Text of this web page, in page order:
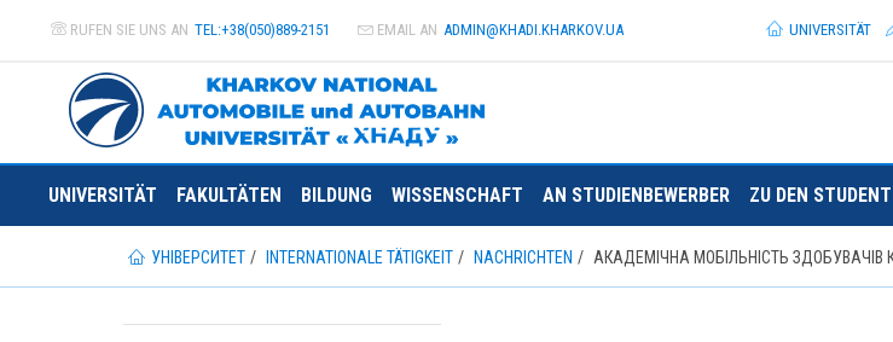
RUFEN SIE UNS AN TEL:+38(050)889-2151 EMAIL AN ADMIN@KHADI.KHARKOV.UA
UNIVERSITÄT
UNIVERSITÄT FAKULTÄTEN BILDUNG WISSENSCHAFT AN STUDIENBEWERBER ZU DEN
УНІВЕРСИТЕТ INTERNATIONALE TÄTIGKEIT NACHRICHTEN АКАДЕМІЧНА МОБІЛЬНІСТЬ